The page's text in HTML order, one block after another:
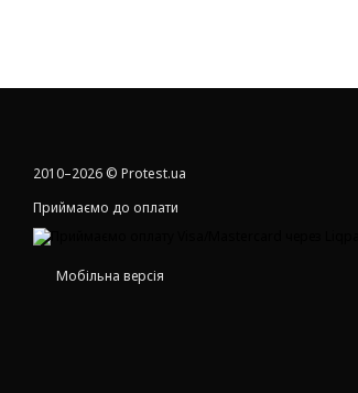
2010–2026 © Protest.ua
Приймаємо до оплати
Мобільна версія